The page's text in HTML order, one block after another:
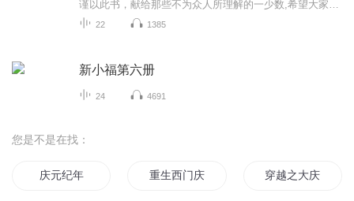
22 1385
新小福第六册
24 4691
您是不是在找：
庆元纪年 重生西门庆 穿越之大庆帝国